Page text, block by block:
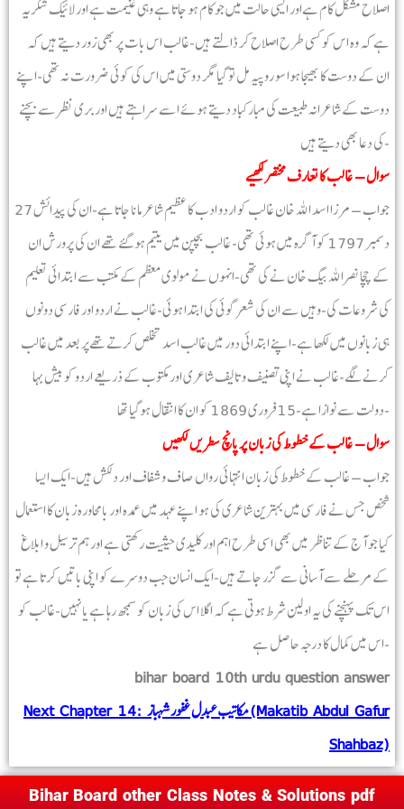
اصلاح مشکل کام ہےاور ایسی حالت میں جو کام ہو جاتا ہے وہی غنیمت ہے اور لائیک شکریہ
ہے کہ وہ اس کو کسی طرح اصلاح کر ڈالتے ہیں-غالب اس بات پر بھی زور دیتے ہیں کہ
ان کے دوست کا بھیجا ہوا سو روپیہ مل تو گیا مگر دوستی میں اس کی کوئی ضرورت نہ تھی-اپنے
دوست کے شاعرانہ طبیعت کی مبارکباد دیتے ہوئے اسے سراہتے ہیں اور بری نظر سے بچنے
کی دعا بھی دیتے ہیں-
سوال – غالب کا تعارف مختصر لکھیے
جواب – مرزا اسد اللہ خان غالب کو اردو ادب کا عظیم شاعر مانا جاتا ہے-ان کی پیدائش 27
دسمبر 1797 کو آگرہ میں ہوئی تھی- غالب بچپن میں یتیم ہوگئے تھے ان کی پرورش ان
کے چچا نصراللہ بیگ خان نے کی تھی-انہوں نے مولوی معظم کے مکتب سے ابتدائی تعلیم
کی شروعات کی-وہیں سے ان کی شعر گوئی کی ابتدا ہوئی-غالب نے اردو اور فارسی دونوں
ہی زبانوں میں لکھا ہے-اپنے ابتدائی دور میں غالب اسد تخلص کرتے تھےپر بعد میں غالب
کرنے لگے-غالب نے اپنی تصنیف و تالیف شاعری اور مکتوب کے ذریعے اردو کو بیش بہا
دولت سے نوازا ہے-15 فروری 1869 کو ان کا انتقال ہوگیا تھا-
سوال – غالب کے خطوط کی زبان پر پانچ سطریں لکھیں
جواب – غالب کے خطوط کی زبان انتہائی رواں صاف و شفاف اور دلکش ہیں-ایک ایسا
شخص جس نے فارسی میں بہترین شاعری کی ہو اپنے عہد میں عمدہ اور بامحاورہ زبان کا استعمال
کیا جو آج کے تناظر میں بھی اسی طرح اہم اور کلیدی حیثیت رکھتی ہے اور ہم ترسیل و ابلاغ
کے مرحلے سے آسانی سے گزر جاتے ہیں-ایک انسان جب دوسرے کو اپنی باتیں کرتا ہے تو
اس تک پہنچنے کی یہ اولین شرط ہوتی ہے کہ اگلا اس کی زبان کو سمجھ رہا ہے یا نہیں-غالب کو
اس میں کمال کا درجہ حاصل ہے-
bihar board 10th urdu question answer
Next Chapter 14: مکاتیب عبدل غفور شہباز (Makatib Abdul Gafur
Shahbaz)
Bihar Board other Class Notes & Solutions pdf